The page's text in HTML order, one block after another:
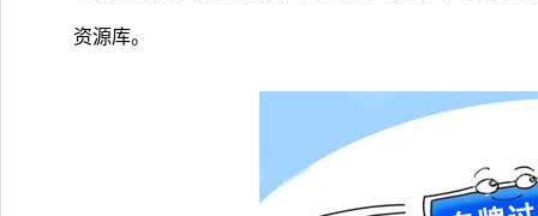
资源库。